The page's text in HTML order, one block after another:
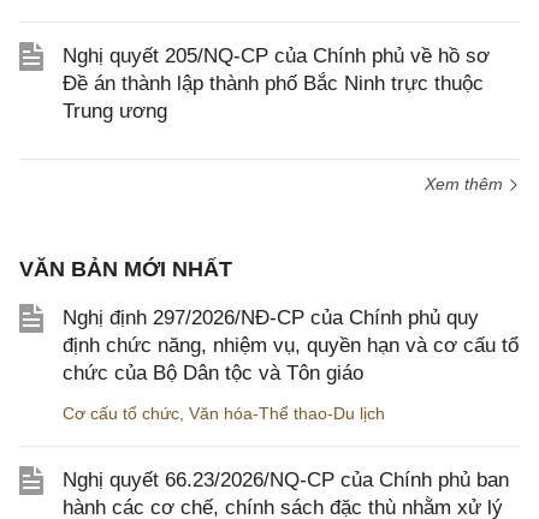
Nghị quyết 205/NQ-CP của Chính phủ về hồ sơ
Đề án thành lập thành phố Bắc Ninh trực thuộc
Trung ương
Xem thêm
VĂN BẢN MỚI NHẤT
Nghị định 297/2026/NĐ-CP của Chính phủ quy
định chức năng, nhiệm vụ, quyền hạn và cơ cấu tổ
chức của Bộ Dân tộc và Tôn giáo
Cơ cấu tổ chức Văn hóa-Thể thao-Du lịch
Nghị quyết 66.23/2026/NQ-CP của Chính phủ ban
hành các cơ chế, chính sách đặc thù nhằm xử lý